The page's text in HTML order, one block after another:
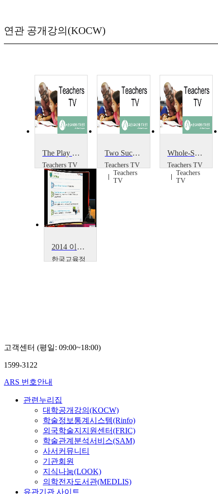
연관 공개강의(KOCW)
The Play Project
Teachers TV
Teachers
TV
Two Successful Projects
Teachers TV
Teachers
TV
Whole-School Portrait Project
Teachers TV
Teachers
TV
2014 이러닝 국제 콘퍼런스 : What is the Lessons from Education Support Project~
한국교육정
고객센터 (평일: 09:00~18:00)
1599-3122
ARS 번호안내
관련누리집
대학공개강의(KOCW)
학술정보통계시스템(Rinfo)
외국학술지지원센터(FRIC)
학술관계분석서비스(SAM)
사서커뮤니티
기관회원
지식나눔(LOOK)
의학전자도서관(MEDLIS)
유관기관 사이트